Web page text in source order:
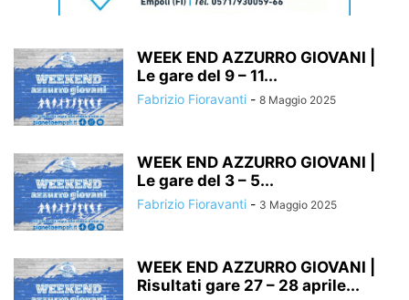
WEEK END AZZURRO GIOVANI |
Le gare del 9 – 11...
Fabrizio Fioravanti - 8 Maggio 2025
WEEK END AZZURRO GIOVANI |
Le gare del 3 – 5...
Fabrizio Fioravanti - 3 Maggio 2025
WEEK END AZZURRO GIOVANI |
Risultati gare 27 – 28 aprile...